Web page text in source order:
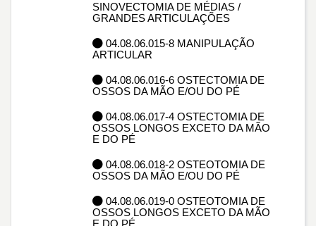
SINOVECTOMIA DE MÉDIAS /
GRANDES ARTICULAÇÕES
04.08.06.015-8 MANIPULAÇÃO
ARTICULAR
04.08.06.016-6 OSTECTOMIA DE
OSSOS DA MÃO E/OU DO PÉ
04.08.06.017-4 OSTECTOMIA DE
OSSOS LONGOS EXCETO DA MÃO
E DO PÉ
04.08.06.018-2 OSTEOTOMIA DE
OSSOS DA MÃO E/OU DO PÉ
04.08.06.019-0 OSTEOTOMIA DE
OSSOS LONGOS EXCETO DA MÃO
E DO PÉ